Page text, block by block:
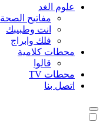
علوم الغد
مفاتيح الصحة
انت وطبيبك
فلك وابراج
محطات كلامية
قالوا
محطات TV
اتصل بنا